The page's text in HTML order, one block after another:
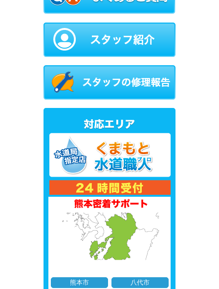
熊本市 八代市